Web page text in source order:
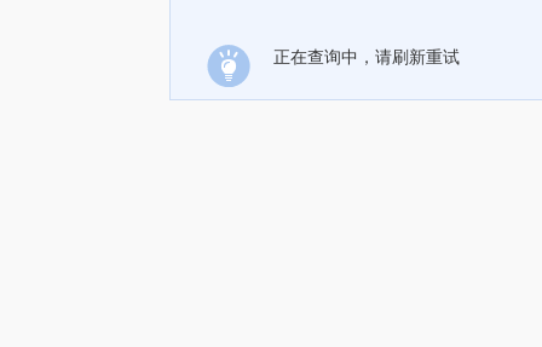
正在查询中，请刷新重试